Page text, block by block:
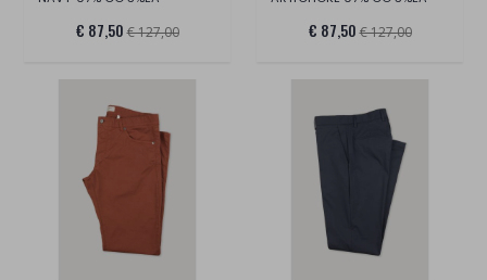
€ 87,50 € 127,00 € 87,50 € 127,00